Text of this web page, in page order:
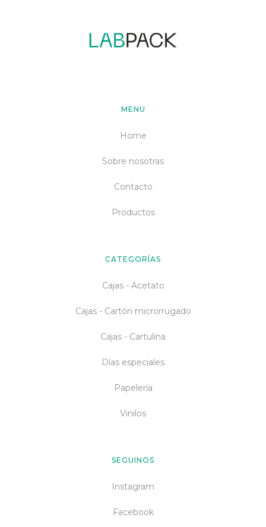
MENU
Home
Sobre nosotras
Contacto
Productos
CATEGORÍAS
Cajas - Acetato
Cajas - Cartón microrrugado
Cajas - Cartulina
Días especiales
Papelería
Vinilos
SEGUINOS
Instagram
Facebook